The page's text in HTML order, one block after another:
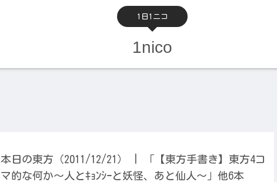
1日1ニコ
1nico
本日の東方（2011/12/21） | 「【東方手書き】東方4コ
マ的な何か～人とｷｮﾝｼｰと妖怪、あと仙人～」他6本